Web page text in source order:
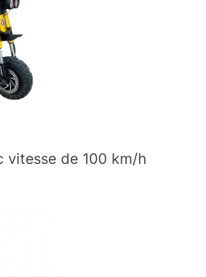
vitesse de 100 km/h